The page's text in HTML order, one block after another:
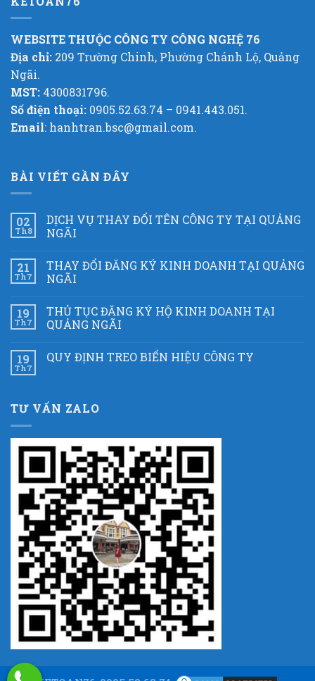
WEBSITE THUỘC CÔNG TY CÔNG NGHỆ 76
Địa chỉ: 209 Trường Chinh, Phường Chánh Lộ, Quảng
Ngãi.
MST: 4300831796.
Số điện thoại: 0905.52.63.74 – 0941.443.051.
Email: hanhtran.bsc@gmail.com.
BÀI VIẾT GẦN ĐÂY
02
Th8
DỊCH VỤ THAY ĐỔI TÊN CÔNG TY TẠI QUẢNG
NGÃI
21
Th7
THAY ĐỔI ĐĂNG KÝ KINH DOANH TẠI QUẢNG
NGÃI
19
Th7
THỦ TỤC ĐĂNG KÝ HỘ KINH DOANH TẠI
QUẢNG NGÃI
19
Th7
QUY ĐỊNH TREO BIỂN HIỆU CÔNG TY
TƯ VẤN ZALO